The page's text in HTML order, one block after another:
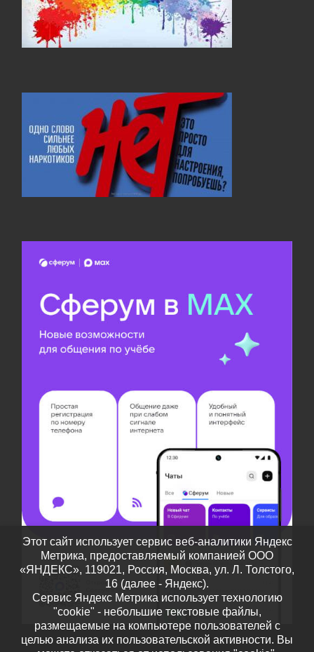
Этот сайт использует сервис веб-аналитики Яндекс
Метрика, предоставляемый компанией ООО
«ЯНДЕКС», 119021, Россия, Москва, ул. Л. Толстого,
16 (далее - Яндекс).
Сервис Яндекс Метрика использует технологию
"cookie" - небольшие текстовые файлы,
размещаемые на компьютере пользователей с
целью анализа их пользовательской активности. Вы